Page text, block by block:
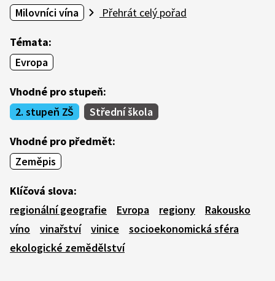
Milovníci vína
Přehrát celý pořad
Témata:
Evropa
Vhodné pro stupeň:
2. stupeň ZŠ
Střední škola
Vhodné pro předmět:
Zeměpis
Klíčová slova:
regionální geografie
Evropa regiony
Rakousko
víno
vinařství vinice
socioekonomická sféra
ekologické zemědělství